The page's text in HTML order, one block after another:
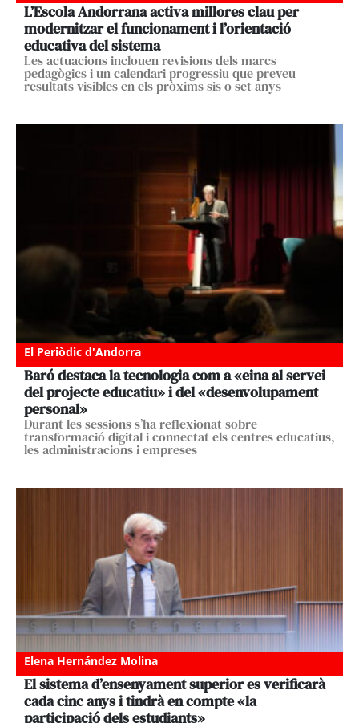
L’Escola Andorrana activa millores clau per
modernitzar el funcionament i l’orientació
educativa del sistema
Les actuacions inclouen revisions dels marcs
pedagògics i un calendari progressiu que preveu
resultats visibles en els pròxims sis o set anys
El Periòdic d'Andorra
Baró destaca la tecnologia com a «eina al servei
del projecte educatiu» i del «desenvolupament
personal»
Durant les sessions s’ha reflexionat sobre
transformació digital i connectat els centres educatius,
les administracions i empreses
Elena Hernández Molina
El sistema d’ensenyament superior es verificarà
cada cinc anys i tindrà en compte «la
participació dels estudiants»